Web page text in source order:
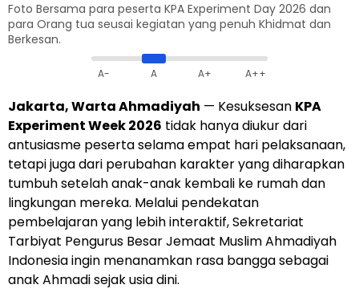
Foto Bersama para peserta KPA Experiment Day 2026 dan
para Orang tua seusai kegiatan yang penuh Khidmat dan
Berkesan.
A- A A+ A++
Jakarta, Warta Ahmadiyah — Kesuksesan KPA
Experiment Week 2026 tidak hanya diukur dari
antusiasme peserta selama empat hari pelaksanaan,
tetapi juga dari perubahan karakter yang diharapkan
tumbuh setelah anak-anak kembali ke rumah dan
lingkungan mereka. Melalui pendekatan
pembelajaran yang lebih interaktif, Sekretariat
Tarbiyat Pengurus Besar Jemaat Muslim Ahmadiyah
Indonesia ingin menanamkan rasa bangga sebagai
anak Ahmadi sejak usia dini.